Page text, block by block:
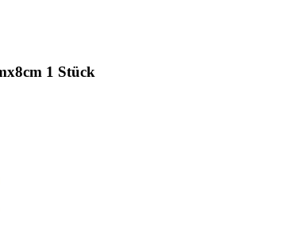
1 Stück